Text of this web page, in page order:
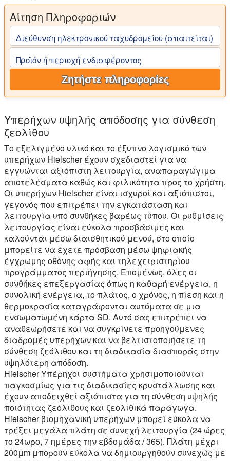
Αίτηση Πληροφοριών
Διεύθυνση ηλεκτρονικού ταχυδρομείου (απαιτείται)
Προϊόν ή περιοχή ενδιαφέροντος
Ζητήστε πληροφορίες
Υπερήχων υψηλής απόδοσης για σύνθεση
ζεολίθου
Το εξελιγμένο υλικό και το έξυπνο λογισμικό των
υπερήχων Hielscher έχουν σχεδιαστεί για να
εγγυώνται αξιόπιστη λειτουργία, αναπαραγώγιμα
αποτελέσματα καθώς και φιλικότητα προς το χρήστη.
Οι υπερήχων Hielscher είναι ισχυροί και αξιόπιστοι,
γεγονός που επιτρέπει την εγκατάσταση και
λειτουργία υπό συνθήκες βαρέως τύπου. Οι ρυθμίσεις
λειτουργίας είναι εύκολα προσβάσιμες και
καλούνται μέσω διαισθητικού μενού, στο οποίο
μπορείτε να έχετε πρόσβαση μέσω ψηφιακής
έγχρωμης οθόνης αφής και τηλεχειριστηρίου
προγράμματος περιήγησης. Επομένως, όλες οι
συνθήκες επεξεργασίας όπως η καθαρή ενέργεια, η
συνολική ενέργεια, το πλάτος, ο χρόνος, η πίεση και η
θερμοκρασία καταγράφονται αυτόματα σε μια
ενσωματωμένη κάρτα SD. Αυτό σας επιτρέπει να
αναθεωρήσετε και να συγκρίνετε προηγούμενες
διαδρομές υπερήχων και να βελτιστοποιήσετε τη
σύνθεση ζεόλιθου και τη διαδικασία διασποράς στην
υψηλότερη απόδοση.
Hielscher Υπέρηχοι συστήματα χρησιμοποιούνται
παγκοσμίως για τις διαδικασίες κρυστάλλωσης και
έχουν αποδειχθεί αξιόπιστα για τη σύνθεση υψηλής
ποιότητας ζεόλιθους και ζεολιθικά παράγωγα.
Hielscher βιομηχανική υπερήχων μπορεί εύκολα να
τρέξει μεγάλα πλάτη σε συνεχή λειτουργία (24 ώρες
το 24ωρο, 7 ημέρες την εβδομάδα / 365). Πλάτη μέχρι
200μm μπορούν εύκολα να δημιουργηθούν συνεχώς με